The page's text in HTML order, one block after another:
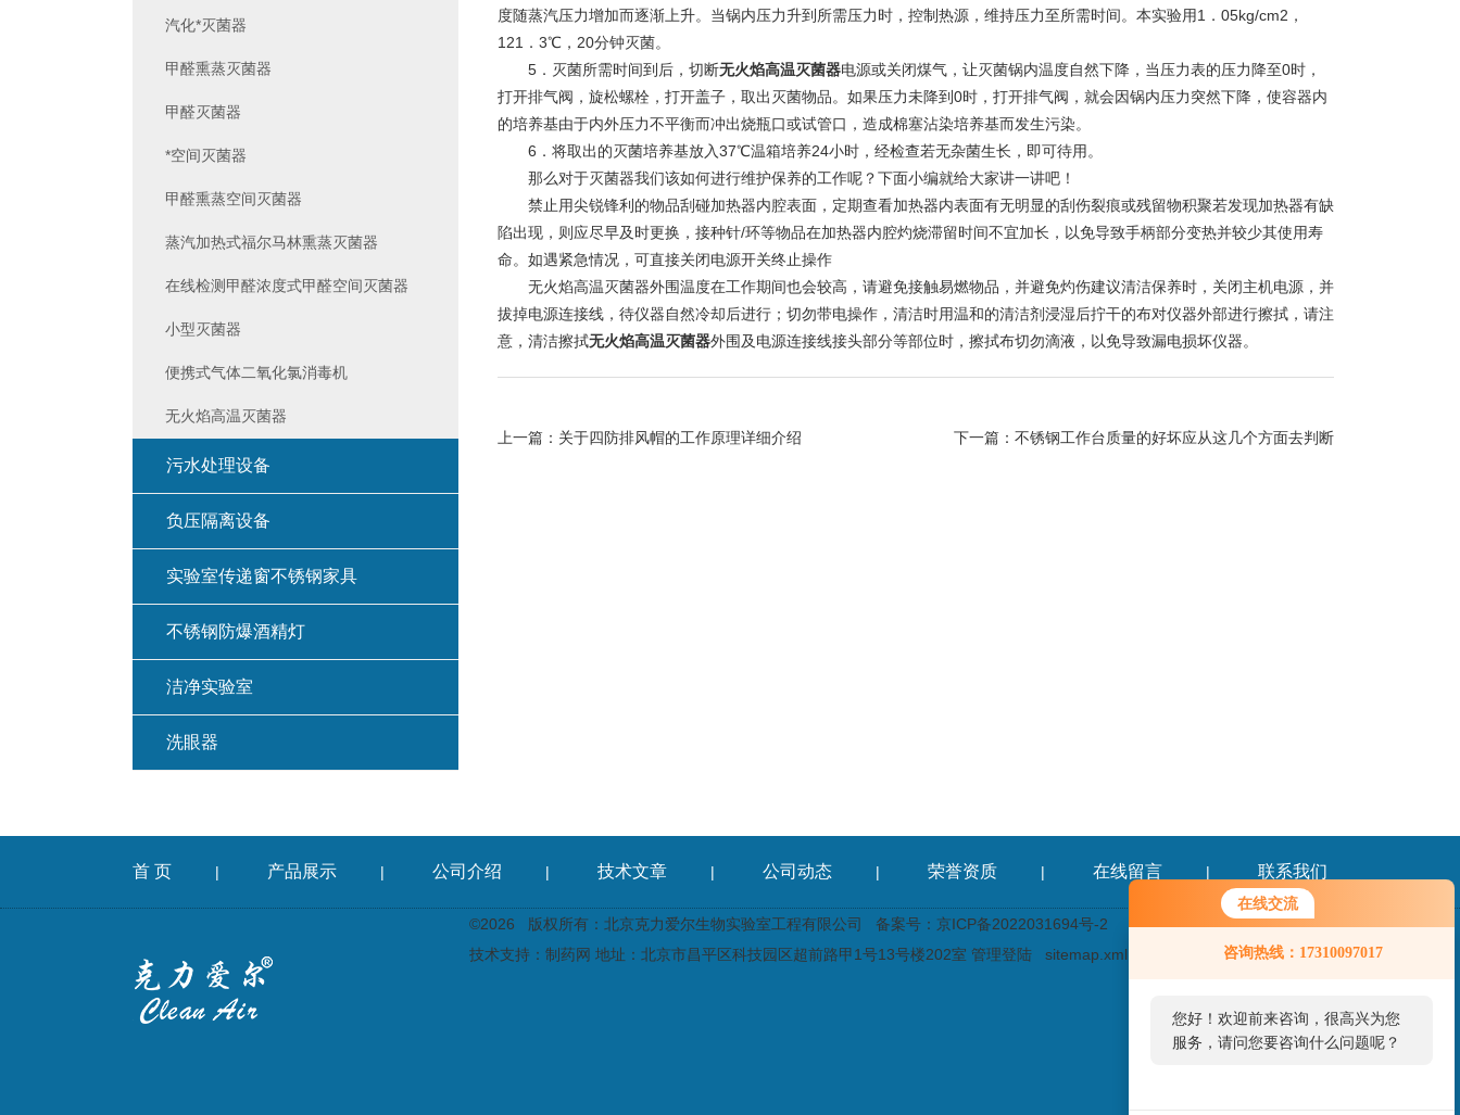
在线交流
咨询热线：17310097017
您好！欢迎前来咨询，很高兴为您
服务，请问您要咨询什么问题呢？
度随蒸汽压力增加而逐渐上升。当锅内压力升到所需压力时，控制热源，维持压力至所需时间。本实验用1．05kg/cm2，
121．3℃，20分钟灭菌。
5．灭菌所需时间到后，切断无火焰高温灭菌器电源或关闭煤气，让灭菌锅内温度自然下降，当压力表的压力降至0时，
打开排气阀，旋松螺栓，打开盖子，取出灭菌物品。如果压力未降到0时，打开排气阀，就会因锅内压力突然下降，使容器内
的培养基由于内外压力不平衡而冲出烧瓶口或试管口，造成棉塞沾染培养基而发生污染。
6．将取出的灭菌培养基放入37℃温箱培养24小时，经检查若无杂菌生长，即可待用。
那么对于灭菌器我们该如何进行维护保养的工作呢？下面小编就给大家讲一讲吧！
禁止用尖锐锋利的物品刮碰加热器内腔表面，定期查看加热器内表面有无明显的刮伤裂痕或残留物积聚若发现加热器有缺
陷出现，则应尽早及时更换，接种针/环等物品在加热器内腔灼烧滞留时间不宜加长，以免导致手柄部分变热并较少其使用寿
命。如遇紧急情况，可直接关闭电源开关终止操作
无火焰高温灭菌器外围温度在工作期间也会较高，请避免接触易燃物品，并避免灼伤建议清洁保养时，关闭主机电源，并
拔掉电源连接线，待仪器自然冷却后进行；切勿带电操作，清洁时用温和的清洁剂浸湿后拧干的布对仪器外部进行擦拭，请注
意，清洁擦拭无火焰高温灭菌器外围及电源连接线接头部分等部位时，擦拭布切勿滴液，以免导致漏电损坏仪器。
下一篇： 不锈钢工作台质量的好坏应从这几个方面去判断
上一篇： 关于四防排风帽的工作原理详细介绍
汽化*灭菌器
甲醛熏蒸灭菌器
甲醛灭菌器
*空间灭菌器
甲醛熏蒸空间灭菌器
蒸汽加热式福尔马林熏蒸灭菌器
在线检测甲醛浓度式甲醛空间灭菌器
小型灭菌器
便携式气体二氧化氯消毒机
无火焰高温灭菌器
污水处理设备
负压隔离设备
实验室传递窗不锈钢家具
不锈钢防爆酒精灯
洁净实验室
洗眼器
首 页 | 产品展示 | 公司介绍 | 技术文章 | 公司动态 | 荣誉资质 | 在线留言 | 联系我们
©2026 版权所有：北京克力爱尔生物实验室工程有限公司 备案号：京ICP备2022031694号-2
技术支持： 制药网 地址：北京市昌平区科技园区超前路甲1号13号楼202室 管理登陆 sitemap.xml